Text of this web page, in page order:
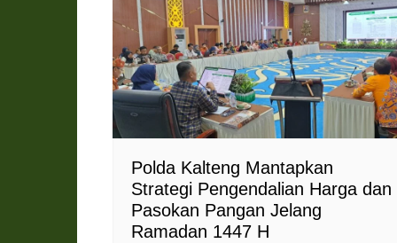
Polda Kalteng Mantapkan
Strategi Pengendalian Harga dan
Pasokan Pangan Jelang
Ramadan 1447 H